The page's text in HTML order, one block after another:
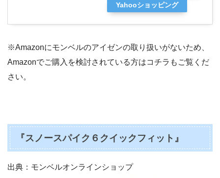
Yahooショッピング
※Amazonにモンベルのアイゼンの取り扱いがないため、
Amazonでご購入を検討されている方はコチラもご覧くだ
さい。
『スノースパイク６クイックフィット』
出典：モンベルオンラインショップ